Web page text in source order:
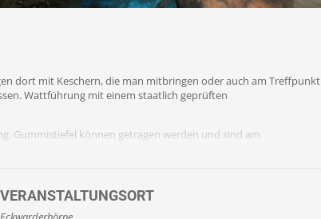
dort mit Keschern, die man mitbringen oder auch am Treffpunkt
Wattführung mit einem staatlich geprüften
Gummistiefel können getragen werden und sind am
( Wattsocken ) können am Treffpunkt erworben werden.
VERANSTALTUNGSORT